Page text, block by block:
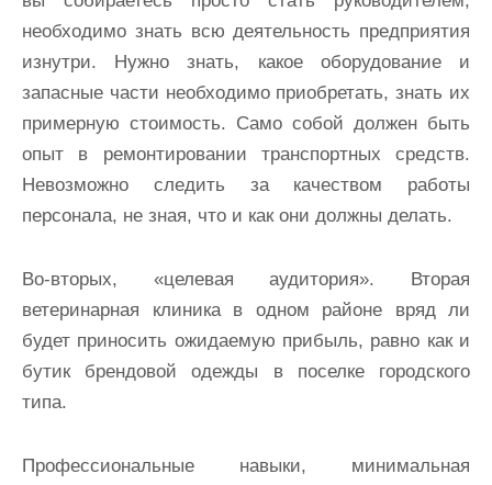
необходимо знать всю деятельность предприятия
изнутри. Нужно знать, какое оборудование и
запасные части необходимо приобретать, знать их
примерную стоимость. Само собой должен быть
опыт в ремонтировании транспортных средств.
Невозможно следить за качеством работы
персонала, не зная, что и как они должны делать.
Во-вторых, «целевая аудитория». Вторая
ветеринарная клиника в одном районе вряд ли
будет приносить ожидаемую прибыль, равно как и
бутик брендовой одежды в поселке городского
типа.
Профессиональные навыки, минимальная